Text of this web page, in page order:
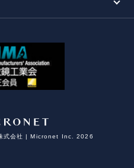
式会社 | Micronet Inc. 2026